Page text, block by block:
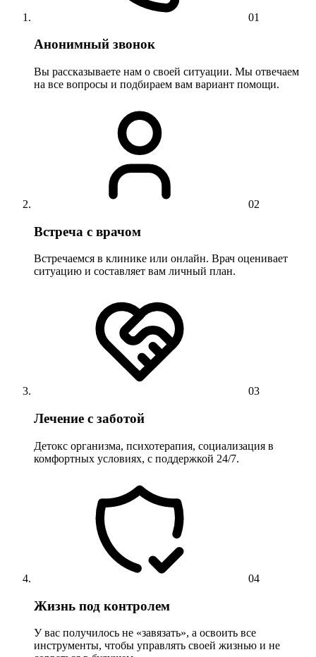
01
Анонимный звонок
Вы рассказываете нам о своей ситуации. Мы отвечаем
на все вопросы и подбираем вам вариант помощи.
02
Встреча с врачом
Встречаемся в клинике или онлайн. Врач оценивает
ситуацию и составляет вам личный план.
03
Лечение с заботой
Детокс организма, психотерапия, социализация в
комфортных условиях, с поддержкой 24/7.
04
Жизнь под контролем
У вас получилось не «завязать», а освоить все
инструменты, чтобы управлять своей жизнью и не